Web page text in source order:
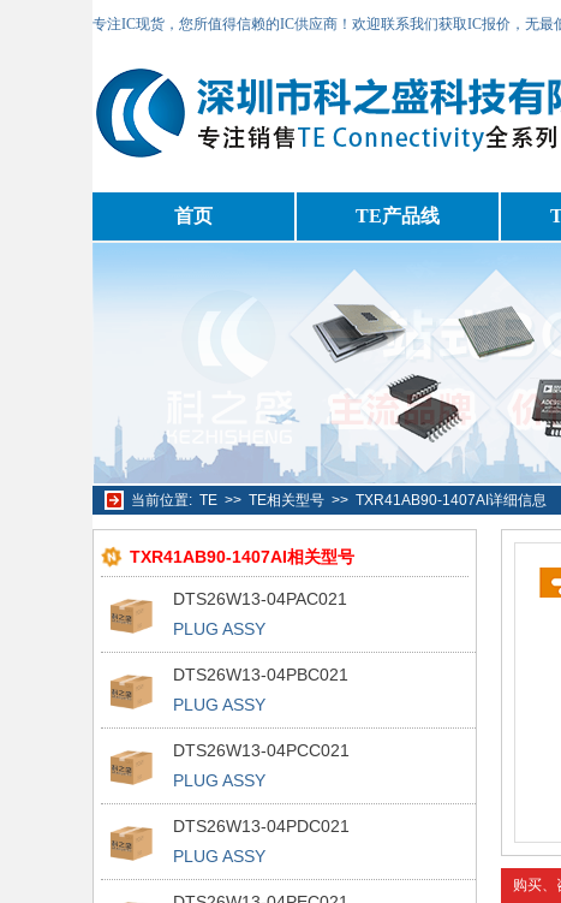
专注IC现货，您所值得信赖的IC供应商！欢迎联系我们获取IC报价，无最
首页 TE产品线
当前位置: TE >> TE相关型号 >> TXR41AB90-1407AI详细信息
TXR41AB90-1407AI相关型号
DTS26W13-04PAC021
PLUG ASSY
DTS26W13-04PBC021
PLUG ASSY
DTS26W13-04PCC021
PLUG ASSY
DTS26W13-04PDC021
PLUG ASSY
购买、